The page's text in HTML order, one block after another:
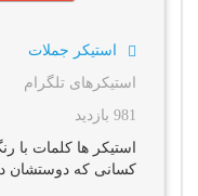
استیکر جملات
استیکرهای تلگرام
981 بازدید
استیکر ها کلمات با
کسانی که دوستشان